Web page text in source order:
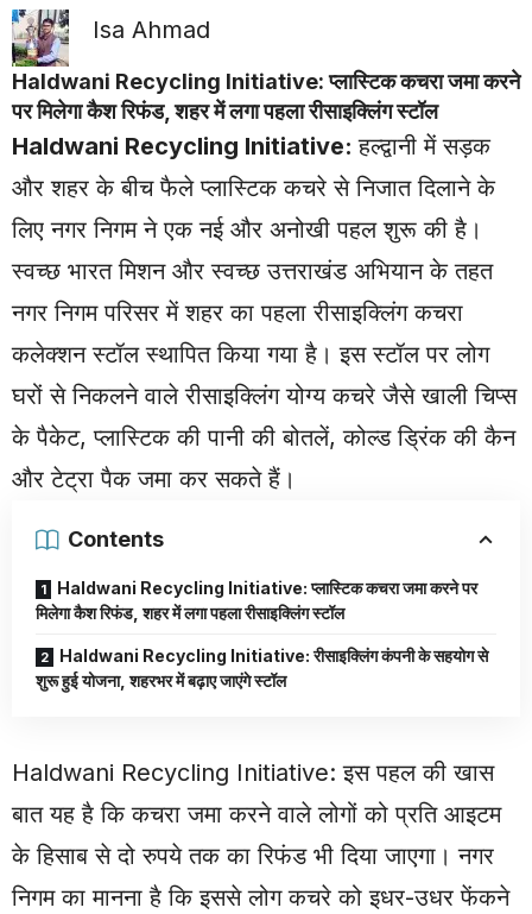
Isa Ahmad
Haldwani Recycling Initiative: प्लास्टिक कचरा जमा करने
पर मिलेगा कैश रिफंड, शहर में लगा पहला रीसाइक्लिंग स्टॉल
Haldwani Recycling Initiative:हल्द्वानीमें सड़क
और शहर के बीच फैले प्लास्टिक कचरे से निजात दिलाने के
लिए नगर निगम ने एक नई और अनोखी पहल शुरू की है।
स्वच्छ भारत मिशन और स्वच्छ उत्तराखंड अभियान के तहत
नगर निगम परिसर में शहर का पहला रीसाइक्लिंग कचरा
कलेक्शन स्टॉल स्थापित किया गया है। इस स्टॉल पर लोग
घरों से निकलने वाले रीसाइक्लिंग योग्य कचरे जैसे खाली चिप्स
के पैकेट, प्लास्टिक की पानी की बोतलें, कोल्ड ड्रिंक की कैन
और टेट्रा पैक जमा कर सकते हैं।
Contents
Haldwani Recycling Initiative: प्लास्टिक कचरा जमा करने पर
मिलेगा कैश रिफंड, शहर में लगा पहला रीसाइक्लिंग स्टॉल
Haldwani Recycling Initiative: रीसाइक्लिंग कंपनी के सहयोग से
शुरू हुई योजना, शहरभर में बढ़ाए जाएंगे स्टॉल
Haldwani Recycling Initiative: इस पहल की खास
बात यह है कि कचरा जमा करने वाले लोगों को प्रति आइटम
के हिसाब से दो रुपये तक का रिफंड भी दिया जाएगा। नगर
निगम का मानना है कि इससे लोग कचरे को इधर-उधर फेंकने